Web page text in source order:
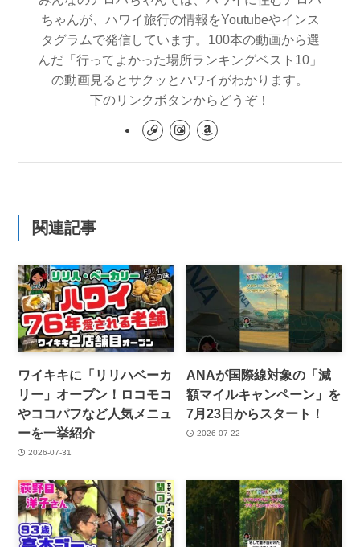
ちゃんが、ハワイ旅行の情報をYoutubeやインス
タグラムで発信しています。100本の動画から選
んだ「行ってよかった場所ランキングベスト10」
の動画見るとサクッとハワイがわかります。
下のリンクボタンからどうぞ！
関連記事
ワイキキに「リリハベーカ
リー」オープン！ロコモコ
やココパフなど人気メニュ
ーを一挙紹介
2026-07-31
ANAが国際線対象の「減
額マイルキャンペーン」を
7月23日からスタート！
2026-07-22